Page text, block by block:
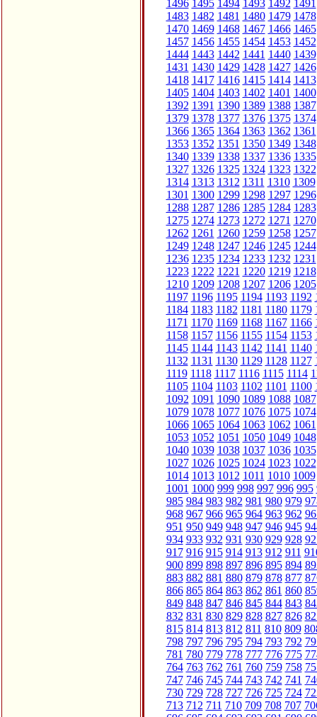
1496 1495 1494 1493 1492 1491
1483 1482 1481 1480 1479 1478
1470 1469 1468 1467 1466 1465
1457 1456 1455 1454 1453 1452
1444 1443 1442 1441 1440 1439
1431 1430 1429 1428 1427 1426
1418 1417 1416 1415 1414 1413
1405 1404 1403 1402 1401 1400
1392 1391 1390 1389 1388 1387
1379 1378 1377 1376 1375 1374
1366 1365 1364 1363 1362 1361
1353 1352 1351 1350 1349 1348
1340 1339 1338 1337 1336 1335
1327 1326 1325 1324 1323 1322
1314 1313 1312 1311 1310 1309
1301 1300 1299 1298 1297 1296
1288 1287 1286 1285 1284 1283
1275 1274 1273 1272 1271 1270
1262 1261 1260 1259 1258 1257
1249 1248 1247 1246 1245 1244
1236 1235 1234 1233 1232 1231
1223 1222 1221 1220 1219 1218
1210 1209 1208 1207 1206 1205
1197 1196 1195 1194 1193 1192
1184 1183 1182 1181 1180 1179
1171 1170 1169 1168 1167 1166
1158 1157 1156 1155 1154 1153
1145 1144 1143 1142 1141 1140
1132 1131 1130 1129 1128 1127
1119 1118 1117 1116 1115 1114
1105 1104 1103 1102 1101 1100
1092 1091 1090 1089 1088 1087
1079 1078 1077 1076 1075 1074
1066 1065 1064 1063 1062 1061
1053 1052 1051 1050 1049 1048
1040 1039 1038 1037 1036 1035
1027 1026 1025 1024 1023 1022
1014 1013 1012 1011 1010 1009
1001 1000 999 998 997 996 995
985 984 983 982 981 980 979
968 967 966 965 964 963 962
951 950 949 948 947 946 945
934 933 932 931 930 929 928
917 916 915 914 913 912 911
900 899 898 897 896 895 894
883 882 881 880 879 878 877
866 865 864 863 862 861 860
849 848 847 846 845 844 843
832 831 830 829 828 827 826
815 814 813 812 811 810 809
798 797 796 795 794 793 792
781 780 779 778 777 776 775
764 763 762 761 760 759 758
747 746 745 744 743 742 741
730 729 728 727 726 725 724
713 712 711 710 709 708 707